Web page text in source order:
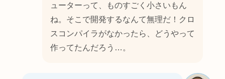
ューターって、ものすごく小さいもん
ね。そこで開発するなんて無理だ！クロ
スコンパイラがなかったら、どうやって
作ってたんだろう…。